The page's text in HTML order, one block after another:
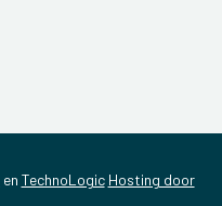
en TechnoLogic Hosting door